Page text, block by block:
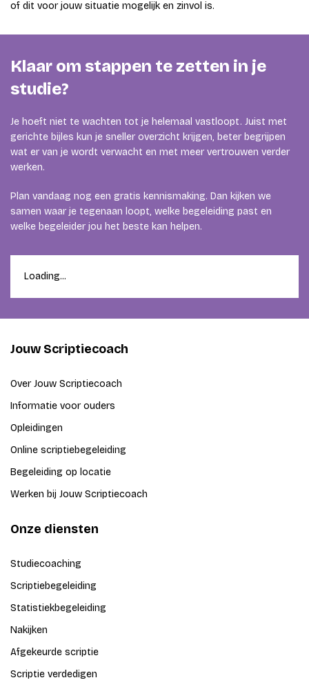
of dit voor jouw situatie mogelijk en zinvol is.
Klaar om stappen te zetten in je
studie?
Je hoeft niet te wachten tot je helemaal vastloopt. Juist met
gerichte bijles kun je sneller overzicht krijgen, beter begrijpen
wat er van je wordt verwacht en met meer vertrouwen verder
werken.
Plan vandaag nog een gratis kennismaking. Dan kijken we
samen waar je tegenaan loopt, welke begeleiding past en
welke begeleider jou het beste kan helpen.
Loading...
Jouw Scriptiecoach
Over Jouw Scriptiecoach
Informatie voor ouders
Opleidingen
Online scriptiebegeleiding
Begeleiding op locatie
Werken bij Jouw Scriptiecoach
Onze diensten
Studiecoaching
Scriptiebegeleiding
Statistiekbegeleiding
Nakijken
Afgekeurde scriptie
Scriptie verdedigen